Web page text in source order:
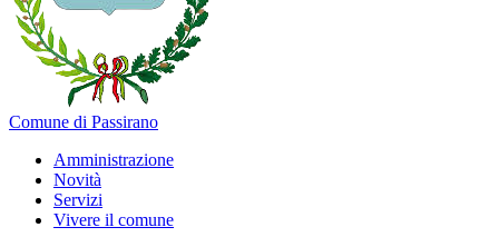
Comune di Passirano
Amministrazione
Novità
Servizi
Vivere il comune